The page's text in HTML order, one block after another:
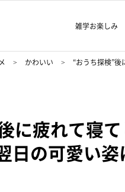
雑学お楽しみ
かわいい “おうち探検”
に疲れて寝
の可愛い姿